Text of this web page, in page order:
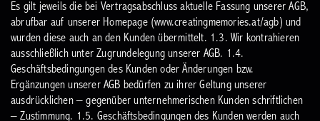
Es gilt jeweils die bei Vertragsabschluss aktuelle Fassung unserer AGB,
abrufbar auf unserer Homepage (www.creatingmemories.at/agb) und
wurden diese auch an den Kunden übermittelt. 1.3. Wir kontrahieren
ausschließlich unter Zugrundelegung unserer AGB. 1.4.
Geschäftsbedingungen des Kunden oder Änderungen bzw.
Ergänzungen unserer AGB bedürfen zu ihrer Geltung unserer
ausdrücklichen – gegenüber unternehmerischen Kunden schriftlichen
– Zustimmung. 1.5. Geschäftsbedingungen des Kunden werden auch